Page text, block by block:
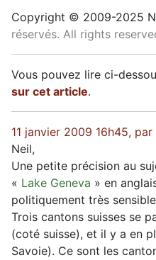
Copyright © 2009-2025
réservés. All rights
Vous pouvez lire ci-
sur cet article.
11 janvier 2009 16h45,
Neil,
Une petite précision au
« Lake Geneva » en
politiquement très
Trois cantons suisses se
(coté suisse), et il y a en
Savoie). Ce sont les